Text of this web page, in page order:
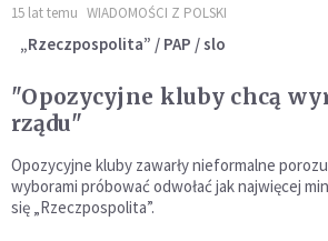
15 lat temu WIADOMOŚCI Z POLSKI
„Rzeczpospolita” / PAP / slo
"Opozycyjne kluby chcą
rządu"
Opozycyjne kluby zawarły nieformalne
wyborami próbować odwołać jak najwięcej
się „Rzeczpospolita”.